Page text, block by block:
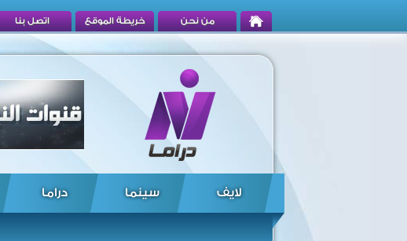
من نحن خريطة الموقع اتصل بنا
لايف سينما دراما